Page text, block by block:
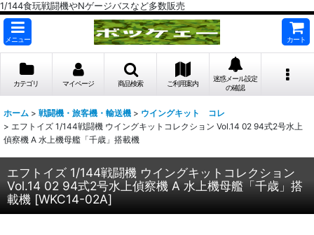
1/144食玩戦闘機やNゲージバスなど多数販売
メニュー カート
カテゴリ マイページ 商品検索 ご利用案内
迷惑メール設定
の確認
ホーム > 戦闘機・旅客機・輸送機 > ウイングキット コレ
> エフトイズ 1/144戦闘機 ウイングキットコレクション Vol.14 02 94式2号水上
偵察機 A 水上機母艦「千歳」搭載機
エフトイズ 1/144戦闘機 ウイングキットコレクション
Vol.14 02 94式2号水上偵察機 A 水上機母艦「千歳」搭
載機 [WKC14-02A]